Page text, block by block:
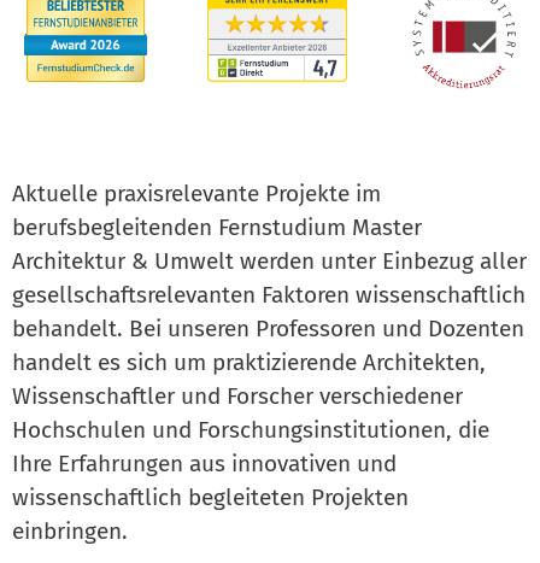
Aktuelle praxisrelevante Projekte im
berufsbegleitenden Fernstudium Master
Architektur & Umwelt werden unter Einbezug aller
gesellschaftsrelevanten Faktoren wissenschaftlich
behandelt. Bei unseren Professoren und Dozenten
handelt es sich um praktizierende Architekten,
Wissenschaftler und Forscher verschiedener
Hochschulen und Forschungsinstitutionen, die
Ihre Erfahrungen aus innovativen und
wissenschaftlich begleiteten Projekten
einbringen.